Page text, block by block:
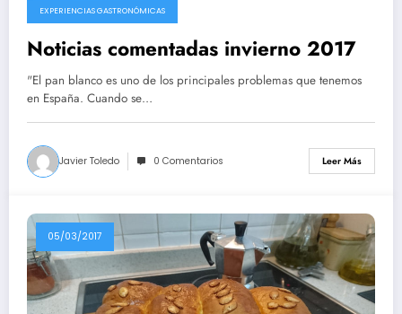
EXPERIENCIAS GASTRONÓMICAS
Noticias comentadas invierno 2017
"El pan blanco es uno de los principales problemas que tenemos
en España. Cuando se…
Javier Toledo 0 Comentarios Leer Más
05/03/2017